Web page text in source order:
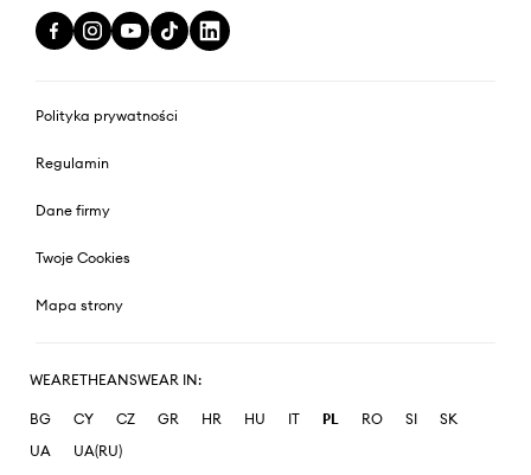
Polityka prywatności
Regulamin
Dane firmy
Twoje Cookies
Mapa strony
WEARETHEANSWEAR IN:
BG CY CZ GR HR HU IT PL RO SI
SK
UA
UA(RU)